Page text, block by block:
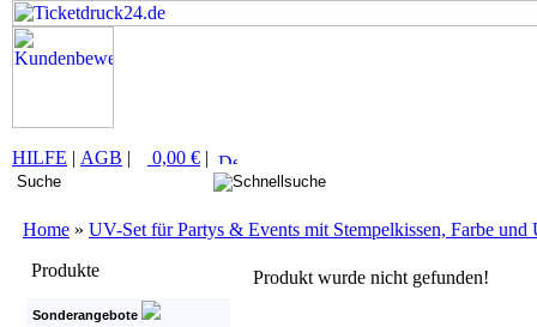
HILFE | AGB | 0,00 € |
Home » UV-Set für Partys & Events mit Stempelkissen, Farbe und
Produkte
Sonderangebote
Produkt wurde nicht gefunden!